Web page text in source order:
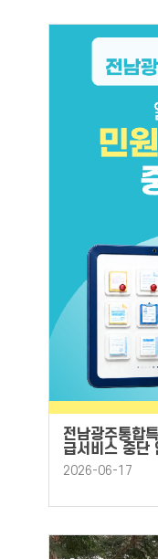
전남광주통합
급서비스 중단
2026-06-17